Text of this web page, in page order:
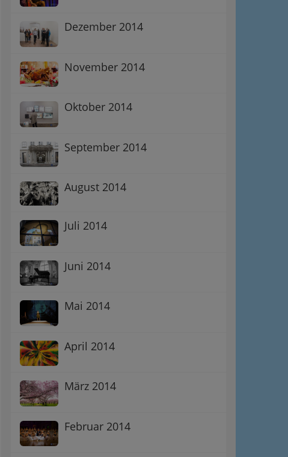
Dezember 2014
November 2014
Oktober 2014
September 2014
August 2014
Juli 2014
Juni 2014
Mai 2014
April 2014
März 2014
Februar 2014